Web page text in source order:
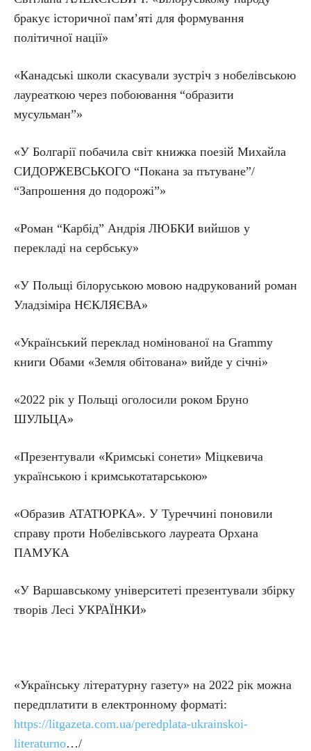
бракує історичної пам’яті для формування
політичної нації»
«Канадські школи скасували зустріч з нобелівською
лауреаткою через побоювання “образити
мусульман”»
«У Болгарії побачила світ книжка поезій Михайла
СИДОРЖЕВСЬКОГО “Покана за пътуване”/
“Запрошення до подорожі”»
«Роман “Карбід” Андрія ЛЮБКИ вийшов у
перекладі на сербську»
«У Польщі білоруською мовою надрукований роман
Уладзіміра НЄКЛЯЄВА»
«Український переклад номінованої на Grammy
книги Обами «Земля обітована» вийде у січні»
«2022 рік у Польщі оголосили роком Бруно
ШУЛЬЦА»
«Презентували «Кримські сонети» Міцкевича
українською і кримськотатарською»
«Образив АТАТЮРКА». У Туреччині поновили
справу проти Нобелівського лауреата Орхана
ПАМУКА
«У Варшавському університеті презентували збірку
творів Лесі УКРАЇНКИ»
«Українську літературну газету» на 2022 рік можна
передплатити в електронному форматі:
https://litgazeta.com.ua/peredplata-ukrainskoi-
literaturno…/